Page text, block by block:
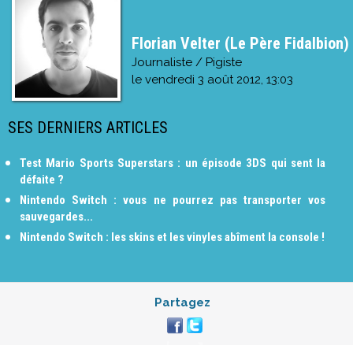
Florian Velter (Le Père Fidalbion)
Journaliste / Pigiste
le vendredi 3 août 2012, 13:03
SES DERNIERS ARTICLES
Test Mario Sports Superstars : un épisode 3DS qui sent la
défaite ?
Nintendo Switch : vous ne pourrez pas transporter vos
sauvegardes...
Nintendo Switch : les skins et les vinyles abîment la console !
Partagez